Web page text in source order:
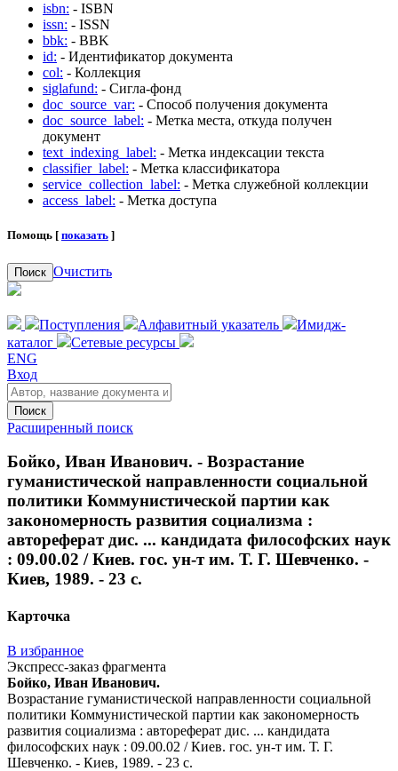
isbn: - ISBN
issn: - ISSN
bbk: - BBK
id: - Идентификатор документа
col: - Коллекция
siglafund: - Сигла-фонд
doc_source_var: - Способ получения документа
doc_source_label: - Метка места, откуда получен
документ
text_indexing_label: - Метка индексации текста
classifier_label: - Метка классификатора
service_collection_label: - Метка служебной коллекции
access_label: - Метка доступа
Помощь [ показать ]
Поиск Очистить
Поступления Алфавитный указатель
Имидж-
каталог
Сетевые ресурсы
ENG
Вход
Поиск
Расширенный поиск
Бойко, Иван Иванович. - Возрастание
гуманистической направленности социальной
политики Коммунистической партии как
закономерность развития социализма :
автореферат дис. ... кандидата философских наук
: 09.00.02 / Киев. гос. ун-т им. Т. Г. Шевченко. -
Киев, 1989. - 23 с.
Карточка
В избранное
Экспресс-заказ фрагмента
Бойко, Иван Иванович.
Возрастание гуманистической направленности социальной
политики Коммунистической партии как закономерность
развития социализма : автореферат дис. ... кандидата
философских наук : 09.00.02 / Киев. гос. ун-т им. Т. Г.
Шевченко. - Киев, 1989. - 23 с.